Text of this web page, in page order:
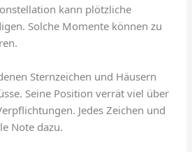
kann plötzliche
Solche Momente können zu
Sternzeichen und Häusern
Seine Position verrät viel über
Jedes Zeichen und
Note dazu.